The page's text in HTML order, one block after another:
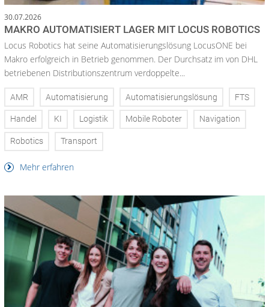
30.07.2026
MAKRO AUTOMATISIERT LAGER MIT LOCUS ROBOTICS
Locus Robotics hat seine Automatisierungslösung LocusONE bei
Makro erfolgreich in Betrieb genommen. Der Durchsatz im von DHL
betriebenen Distributionszentrum verdoppelte...
AMR Automatisierung Automatisierungslösung FTS
Handel KI Logistik Mobile Roboter Navigation
Robotics Transport
Mehr erfahren